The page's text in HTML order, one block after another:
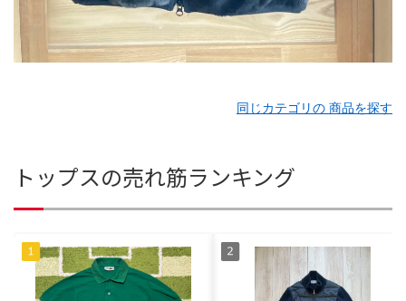
同じカテゴリの 商品を探す
トップスの売れ筋ランキング